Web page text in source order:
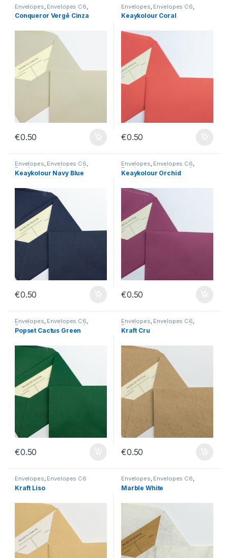
Envelopes Envelopes C6
Envelopes sem Impressão
Conqueror Vergê Cinza
€0.50
Envelopes Envelopes C6
Envelopes sem Impressão
Keaykolour Coral
€0.50
Envelopes, Envelopes C6,
Envelopes sem Impressão
Keaykolour Navy Blue
€0.50
Envelopes, Envelopes C6,
Envelopes sem Impressão
Keaykolour Orchid
€0.50
Envelopes, Envelopes C6,
Envelopes sem Impressão
Popset Cactus Green
€0.50
Envelopes, Envelopes C6,
Envelopes sem Impressão
Kraft Cru
€0.50
Envelopes, Envelopes C6
Kraft Liso
Envelopes, Envelopes C6,
Envelopes sem Impressão
Marble White